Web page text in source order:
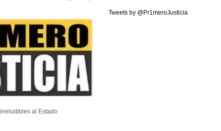
al Estado
Tweets by @Pr1meroJusticia